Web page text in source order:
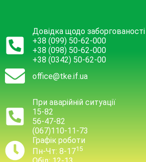
Довідка щодо заборгованості
+38 (099) 50-62-000
+38 (098) 50-62-000
+38 (0342) 50-62-00
office@tke.if.ua
При аварійній ситуації
15-82
56-47-82
(067)110-11-73
Графік роботи
Пн-Чт: 8-1715